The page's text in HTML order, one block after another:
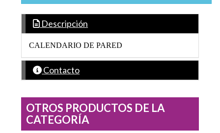
Descripción
CALENDARIO DE PARED
Contacto
OTROS PRODUCTOS DE LA
CATEGORÍA